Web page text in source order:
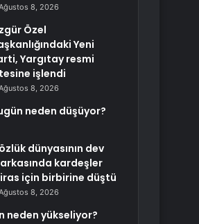
8, 2026
Özel
Yeni
Yargıtay resmi
işlendi
8, 2026
neden düşüyor?
dünyasının dev
kardeşler
için birbirine düştü
8, 2026
neden yükseliyor?